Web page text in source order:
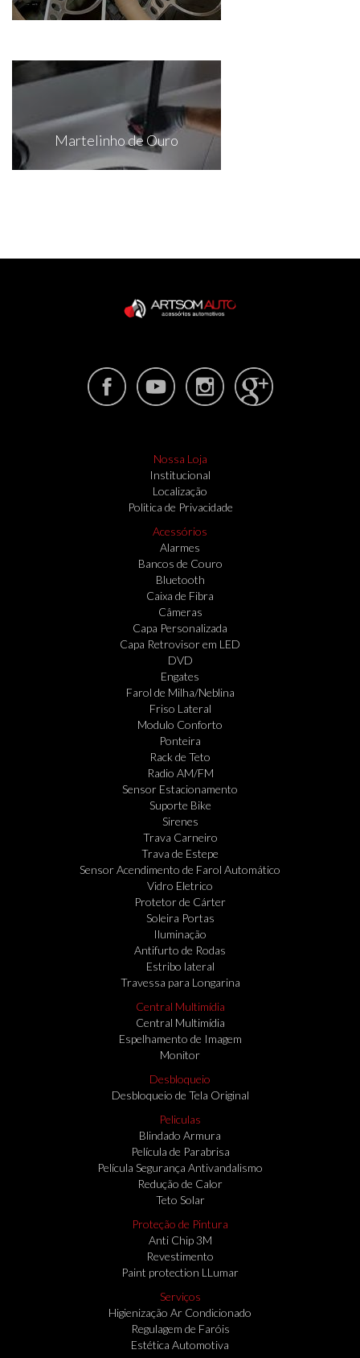
Martelinho de Ouro
Nossa Loja
Institucional
Localização
Politica de Privacidade
Acessórios
Alarmes
Bancos de Couro
Bluetooth
Caixa de Fibra
Câmeras
Capa Personalizada
Capa Retrovisor em LED
DVD
Engates
Farol de Milha/Neblina
Friso Lateral
Modulo Conforto
Ponteira
Rack de Teto
Radio AM/FM
Sensor Estacionamento
Suporte Bike
Sirenes
Trava Carneiro
Trava de Estepe
Sensor Acendimento de Farol Automático
Vidro Eletrico
Protetor de Cárter
Soleira Portas
Iluminação
Antifurto de Rodas
Estribo lateral
Travessa para Longarina
Central Multimídia
Central Multimídia
Espelhamento de Imagem
Monitor
Desbloqueio
Desbloqueio de Tela Original
Peliculas
Blindado Armura
Película de Parabrisa
Película Segurança Antivandalismo
Redução de Calor
Teto Solar
Proteção de Pintura
Anti Chip 3M
Revestimento
Paint protection LLumar
Serviços
Higienização Ar Condicionado
Regulagem de Faróis
Estética Automotiva